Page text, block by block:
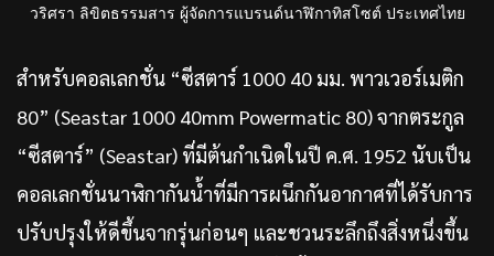
วริศรา ลิขิตธรรมสาร ผู้จัดการแบรนด์นาฬิกาทิสโซต์ ประเทศไทย
สำหรับคอลเลกชั่น “ซีสตาร์ 1000 40 มม. พาวเวอร์เมติก
80” (Seastar 1000 40mm Powermatic 80) จากตระกูล
“ซีสตาร์” (Seastar) ที่มีต้นกำเนิดในปี ค.ศ. 1952 นับเป็น
คอลเลกชั่นนาฬิกากันน้ำที่มีการผนึกกันอากาศที่ได้รับการ
ปรับปรุงให้ดีขึ้นจากรุ่นก่อนๆ และชวนระลึกถึงสิ่งหนึ่งขึ้น